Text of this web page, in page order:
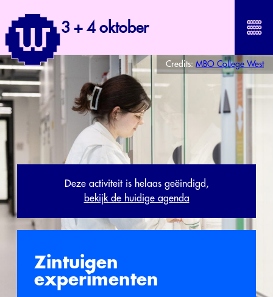
3 + 4 oktober
Credits: MBO College West
Deze activiteit is helaas geëindigd,
bekijk de huidige agenda
Zintuigen
experimenten